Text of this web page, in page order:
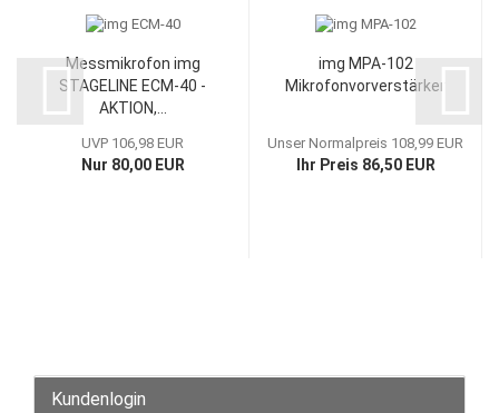
Messmikrofon img
STAGELINE ECM-40 -
AKTION,...
UVP 106,98 EUR
Nur 80,00 EUR
img MPA-102
Mikrofonvorverstärker
Unser Normalpreis 108,99 EUR
Ihr Preis 86,50 EUR
Kundenlogin